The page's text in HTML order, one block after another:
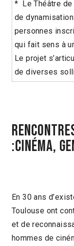
* Le Théâtre
de
personnes
qui fait sens à
Le projet
de diverses
:CINÉMA,
En 30 ans
Toulouse ont
et de
hommes de